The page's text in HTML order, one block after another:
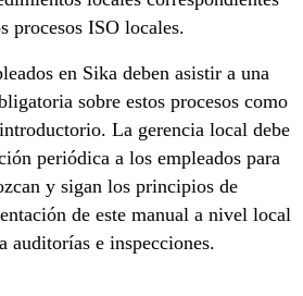
procesos ISO locales.
en Sika deben asistir a una
sobre estos procesos como
La gerencia local debe
periódica a los empleados para
y sigan los principios de
de este manual a nivel local
auditorías e inspecciones.